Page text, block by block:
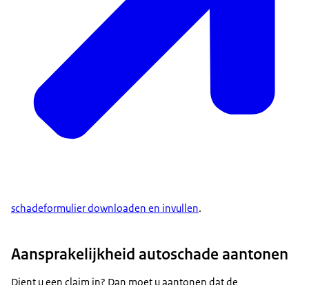
schadeformulier downloaden en invullen.
Aansprakelijkheid autoschade aantonen
Dient u een claim in? Dan moet u aantonen dat de